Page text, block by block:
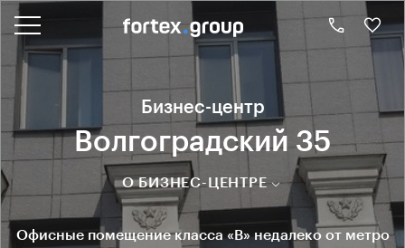
Бизнес-центр
Волгоградский 35
О БИЗНЕС-ЦЕНТРЕ
Офисные помещение класса «B» недалеко от метро